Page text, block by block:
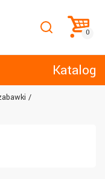
Katalog